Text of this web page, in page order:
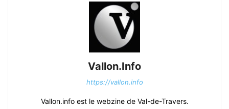
Vallon.Info
https://vallon.info
Vallon.info est le webzine de Val-de-Travers.